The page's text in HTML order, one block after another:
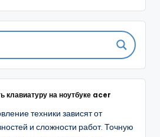
клавиатуру на ноутбуке acer
техники зависят от
и сложности работ. Точную